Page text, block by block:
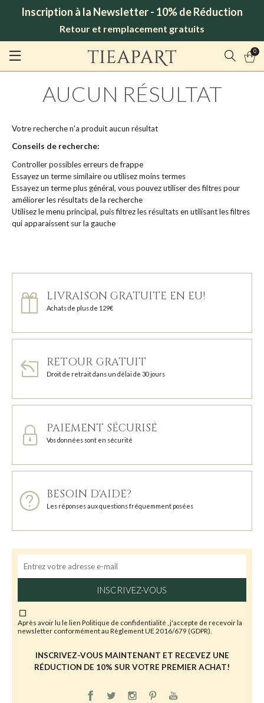
Inscription à la Newsletter - 10% de Réduction
Retour et remplacement gratuits
0
AUCUN RÉSULTAT
Votre recherche n'a produit aucun résultat
Conseils de recherche:
Controller possibles erreurs de frappe
Essayez un terme similaire ou utilisez moins termes
Essayez un terme plus général, vous pouvez utiliser des filtres pour
améliorer les résultats de la recherche
Utilisez le menu principal, puis filtrez les résultats en utilisant les filtres
qui apparaissent sur la gauche
LIVRAISON GRATUITE EN EU!
Achats de plus de 129€
RETOUR GRATUIT
Droit de retrait dans un délai de 30 jours
PAIEMENT SÉCURISÉ
Vos données sont en sécurité
BESOIN D'AIDE?
Les réponses aux questions fréquemment posées
INSCRIVEZ-VOUS
Après avoir lu le lien Politique de confidentialité , j'accepte de recevoir la
newsletter conformément au Règlement UE 2016/679 (GDPR).
INSCRIVEZ-VOUS MAINTENANT ET RECEVEZ UNE
RÉDUCTION DE 10% SUR VOTRE PREMIER ACHAT!